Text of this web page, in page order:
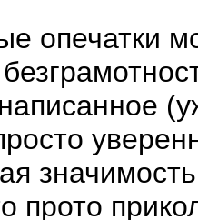
опечатки
прото